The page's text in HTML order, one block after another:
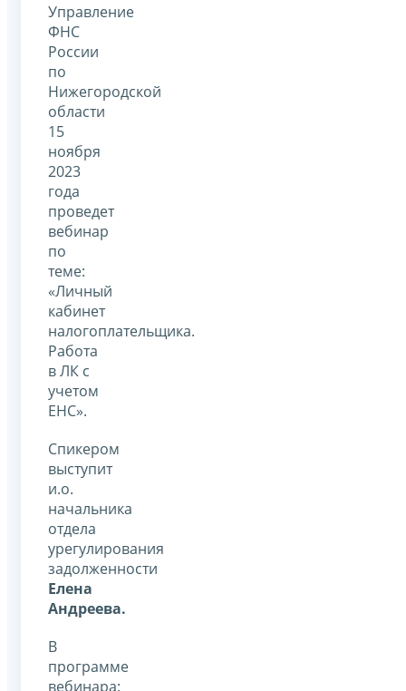
Управление
ФНС
России
по
Нижегородской
области
15
ноября
2023
года
проведет
вебинар
по
теме:
«Личный
кабинет
налогоплательщика.
Работа
в ЛК с
учетом
ЕНС».
Спикером
выступит
и.о.
начальника
отдела
урегулирования
задолженности
Елена
Андреева.
В
программе
вебинара: